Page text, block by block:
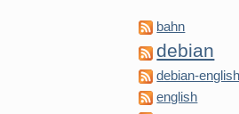
bahn
debian
debian-english
english